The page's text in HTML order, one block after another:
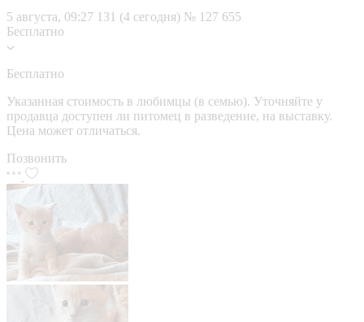
5 августа, 09:27 131 (4 сегодня) № 127 655
Бесплатно
Бесплатно
Указанная стоимость в любимцы (в семью). Уточняйте у
продавца доступен ли питомец в разведение, на выставку.
Цена может отличаться.
Позвонить